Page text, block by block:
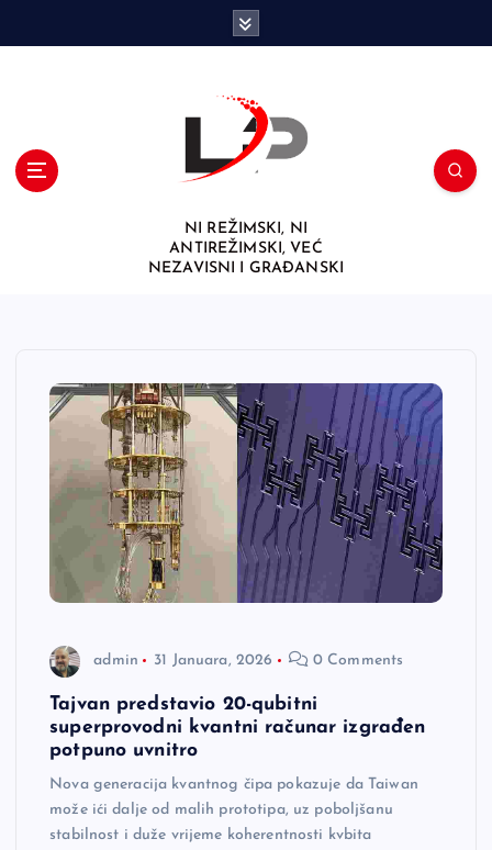
NI REŽIMSKI, NI
ANTIREŽIMSKI, VEĆ
NEZAVISNI I GRAĐANSKI
admin 31 Januara, 2026 0 Comments
Tajvan predstavio 20-qubitni
superprovodni kvantni računar izgrađen
potpuno uvnitro
Nova generacija kvantnog čipa pokazuje da Taiwan
može ići dalje od malih prototipa, uz poboljšanu
stabilnost i duže vrijeme koherentnosti kvbita